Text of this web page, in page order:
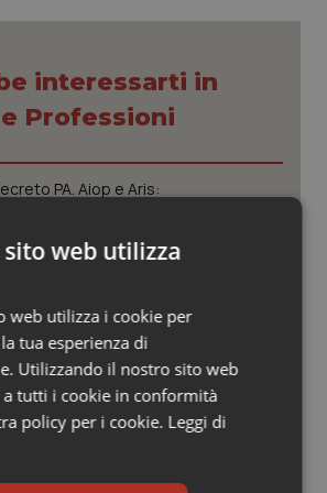
Nutrizione
Oncologia
Pediatria
urogenitali
interessarti in
Professioni
PA. Aiop e Aris:
tariffe ospedaliere, così rinvio
sanità privata”
Nile. Rete Izs: “Sorveglianza e
per evitare allarmismi. Italia
dei farmaci. Dal Ministero
istruzioni per il Data Matrix. Entro l’8
web utilizza
web utilizza i cookie per
tua esperienza di
Utilizzando il nostro sito web
a tutti i cookie in conformità
policy per i cookie. Leggi di